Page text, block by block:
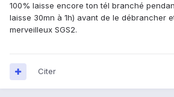
100% laisse encore ton tél branché
laisse 30mn à 1h) avant de le débrancher
merveilleux SGS2.
Citer